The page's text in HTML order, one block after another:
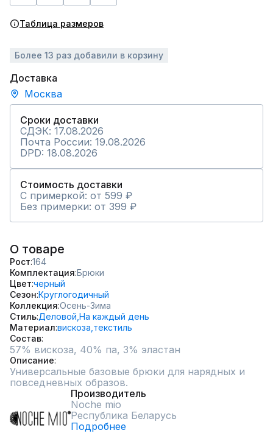
Таблица размеров
Более 13 раз добавили в корзину
Доставка
Москва
Сроки доставки
СДЭК: 17.08.2026
Почта России: 19.08.2026
DPD: 18.08.2026
Стоимость доставки
С примеркой: от 599 ₽
Без примерки: от 399 ₽
О товаре
Рост 164
Комплектация Брюки
Цвет черный
Сезон Круглогодичный
Коллекция Осень-Зима
Стиль Деловой, На каждый день
Материал вискоза, текстиль
Состав
57% вискоза, 40% па, 3% эластан
Описание
Универсальные базовые брюки для нарядных и
повседневных образов.
Производитель
Noche mio
Республика Беларусь
Подробнее